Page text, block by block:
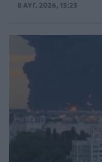
8 ΑΥΓ. 2026, 15:23